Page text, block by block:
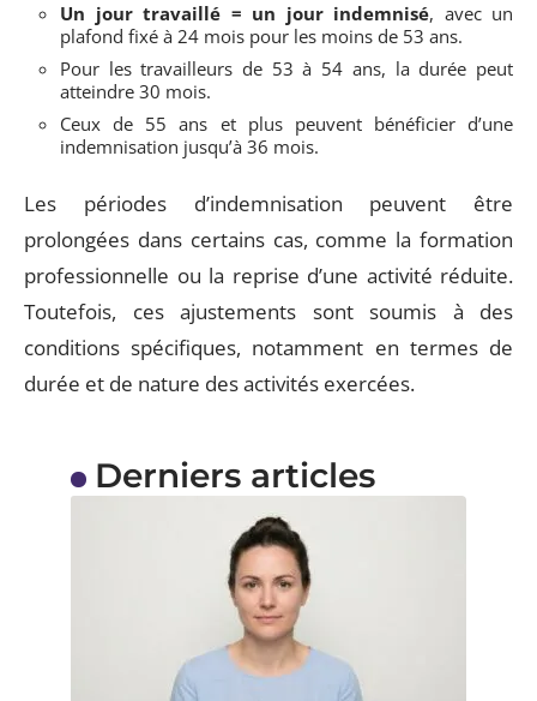
Un jour travaillé = un jour indemnisé, avec un
plafond fixé à 24 mois pour les moins de 53 ans.
Pour les travailleurs de 53 à 54 ans, la durée peut
atteindre 30 mois.
Ceux de 55 ans et plus peuvent bénéficier d’une
indemnisation jusqu’à 36 mois.
Les périodes d’indemnisation peuvent être
prolongées dans certains cas, comme la formation
professionnelle ou la reprise d’une activité réduite.
Toutefois, ces ajustements sont soumis à des
conditions spécifiques, notamment en termes de
durée et de nature des activités exercées.
Derniers articles